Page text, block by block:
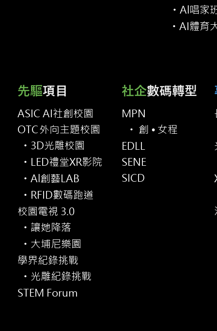
・ Al唱家
・ AI體育
先驅項目
ASIC AI社創校園
OTC外向主題校園
・ 3D光雕校園
・ LED禮堂XR影院
・ Al創藝LAB
・ RFID數碼跑道
校園電視 3.0
・ 讓她降落
・ 大埔尼樂園
學界紀錄挑戰
・ 光雕紀錄挑戰
STEM Forum
社企數碼轉型
MPN
・ 創• 女程
EDLL
SENE
SICD